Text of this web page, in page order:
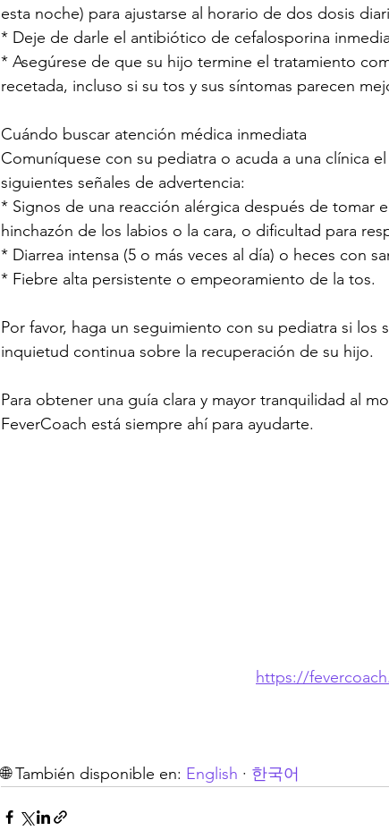
esta noche) para ajustarse al horario de dos dosis
* Deje de darle el antibiótico de cefalosporina
* Asegúrese de que su hijo termine el tratamiento
recetada, incluso si su tos y sus síntomas parecen
Cuándo buscar atención médica inmediata
Comuníquese con su pediatra o acuda a una clínica
siguientes señales de advertencia:
* Signos de una reacción alérgica después de tomar
hinchazón de los labios o la cara, o dificultad para
* Diarrea intensa (5 o más veces al día) o heces con
* Fiebre alta persistente o empeoramiento de la tos.
Por favor, haga un seguimiento con su pediatra si los
inquietud continua sobre la recuperación de su hijo.
Para obtener una guía clara y mayor tranquilidad al
FeverCoach está siempre ahí para ayudarte.
https://
🌐 También disponible en: English · 한국어